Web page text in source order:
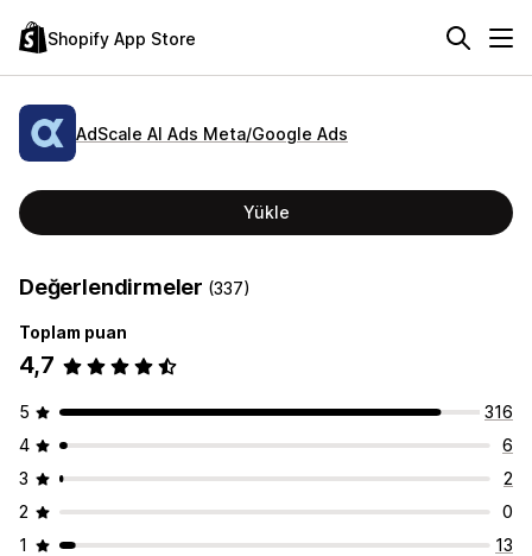
Shopify App Store
AdScale AI Ads Meta/Google Ads
Yükle
Değerlendirmeler (337)
Toplam puan
4,7
5
316
4
6
3
2
2
0
1
13